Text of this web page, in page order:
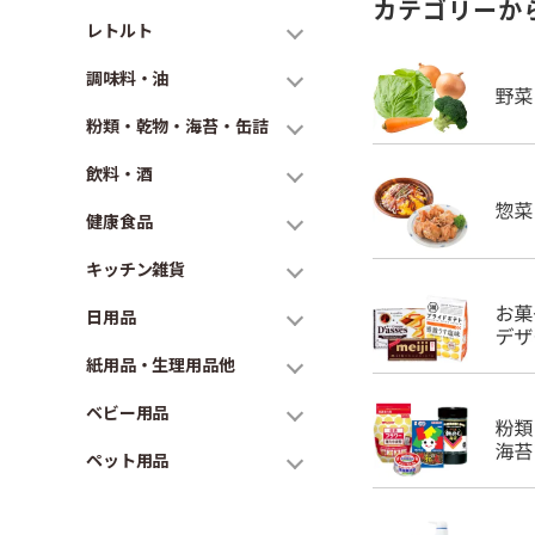
レトルト
調味料・油
粉類・乾物・海苔・缶詰
飲料・酒
健康食品
キッチン雑貨
日用品
紙用品・生理用品他
ベビー用品
ペット用品
カテゴリーか